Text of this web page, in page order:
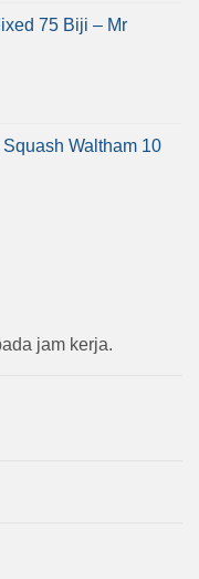
75 Biji – Mr
Waltham 10
jam kerja.